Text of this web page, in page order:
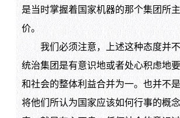
是当时掌握着国家机器的那个集团所
价。
我们必须注意，上述这种态度并不
统治集团是有意识地或者处心积虑地
和社会的整体利益合并为一。也并不
将他们所认为国家应该如何行事的概